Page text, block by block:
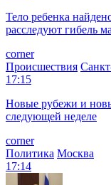
Тело ребенка
расследуют гибель
corner
Происшествия
17:15
Новые рубежи и
следующей неделе
corner
Политика Москва
17:14